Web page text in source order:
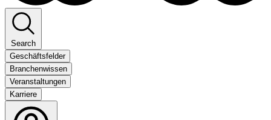
Search
Geschäftsfelder
Branchenwissen
Veranstaltungen
Karriere